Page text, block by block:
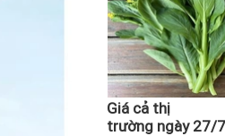
Giá cả thị
trường ngày 27/